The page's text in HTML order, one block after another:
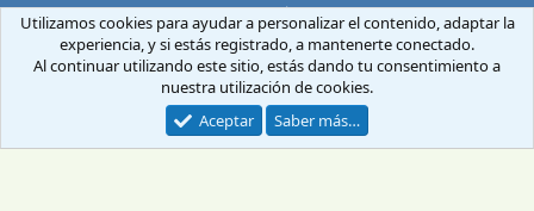
© 2004-2026 Webcampista.com
Envíanos un email
Aviso Legal
Política de privacidad
Menú profesionales
Política de cookies
Utilizamos cookies para ayudar a personalizar el contenido, adaptar la
experiencia, y si estás registrado, a mantenerte conectado.
Al continuar utilizando este sitio, estás dando tu consentimiento a
nuestra utilización de cookies.
Aceptar
Saber más…